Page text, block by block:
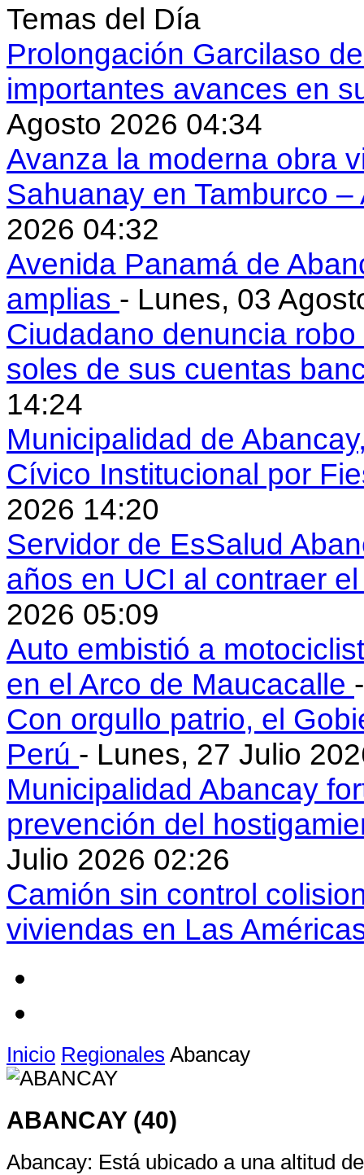
Temas del Día
Prolongación Garcilaso
importantes avances en
Agosto 2026 04:34
Avanza la moderna obra
Sahuanay en Tamburco
2026 04:32
Avenida Panamá de
amplias - Lunes, 03
Ciudadano denuncia
soles de sus cuentas
14:24
Municipalidad de
Cívico Institucional por
2026 14:20
Servidor de EsSalud
años en UCI al contraer
2026 05:09
Auto embistió a
en el Arco de Maucacalle
Con orgullo patrio, el
Perú - Lunes, 27 Julio
Municipalidad Abancay
prevención del
Julio 2026 02:26
Camión sin control
viviendas en Las
Inicio Regionales Abancay
ABANCAY (40)
Abancay: Está ubicado a una altitud